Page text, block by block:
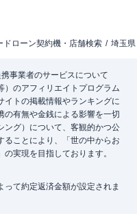
ドローン契約機・店舗検索 埼玉県
事業者のサービスについて
）のアフィリエイトプログラム
イトの掲載情報やランキングに
の有無や金銭による影響を一切
ング）について、客観的かつ公
ることにより、「世の中からお
実現を目指しております。
て約定返済金額が設定されま